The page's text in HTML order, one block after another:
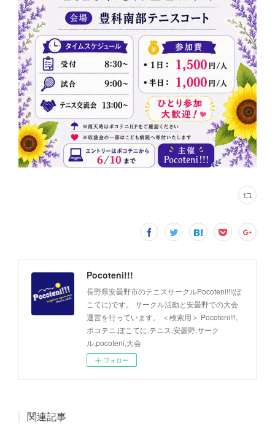
Pocoteni!!!
長野県安曇野市のテニスサークルPocoteni!!!(ぽ
こてに)です。 サークル活動と安曇野での大会
運営を行っています。 ＜検索用＞ Pocoteni!!!,
ポコテニ,ぽこてに,テニス,安曇野,サーク
ル,pocoteni,大会
フォロー
関連記事